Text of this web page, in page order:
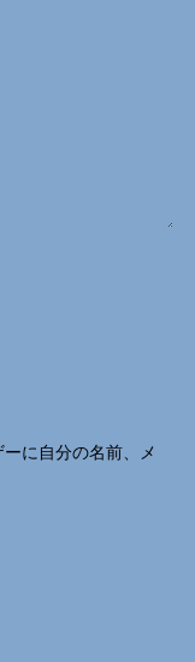
に自分の名前、メ